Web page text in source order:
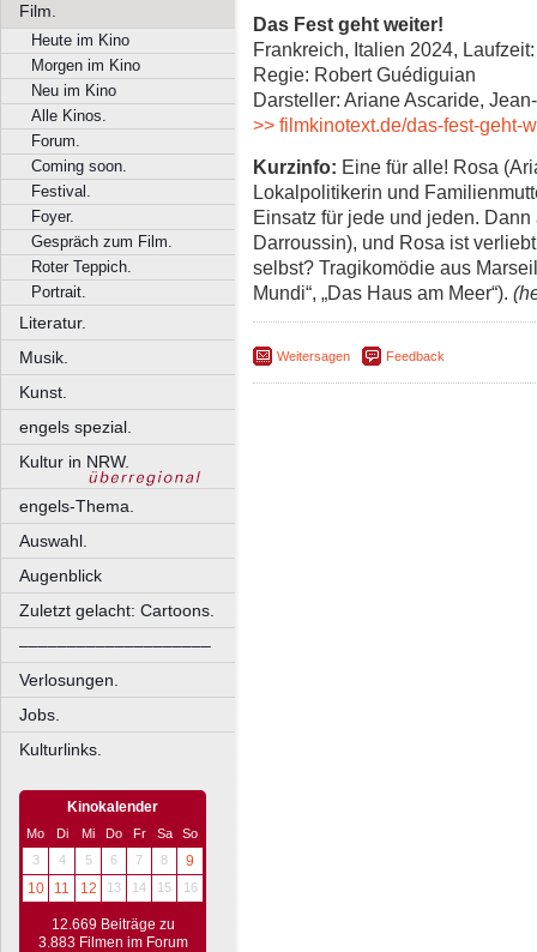
Film.
Heute im Kino
Morgen im Kino
Neu im Kino
Alle Kinos.
Forum.
Coming soon.
Festival.
Foyer.
Gespräch zum Film.
Roter Teppich.
Portrait.
Literatur.
Musik.
Kunst.
engels spezial.
Kultur in NRW.
engels-Thema.
Auswahl.
Augenblick
Zuletzt gelacht: Cartoons.
––––––––––––––––––––
Verlosungen.
Jobs.
Kulturlinks.
Kinokalender
Mo Di Mi Do Fr Sa
So
3
4 5 6 7 8
9
10
11 12 13 14 15 16
12.669 Beiträge zu
3.883 Filmen im Forum
Das Fest geht weiter!
Frankreich, Italien 2024,
Regie: Robert Guédiguian
Darsteller: Ariane Ascaride,
>> filmkinotext.de/das-fest-geht-
Kurzinfo: Eine für alle! Rosa
Lokalpolitikerin und
Einsatz für jede und jeden.
Darroussin), und Rosa ist
selbst? Tragikomödie aus
Mundi“, „Das Haus am Meer“).
Weitersagen Feedback